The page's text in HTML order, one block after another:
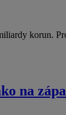
korun.
na